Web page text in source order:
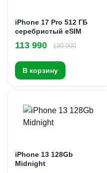
iPhone 17 Pro 512 ГБ
серебристый eSIM
113 990 139 990
В корзину
iPhone 13 128Gb
Midnight